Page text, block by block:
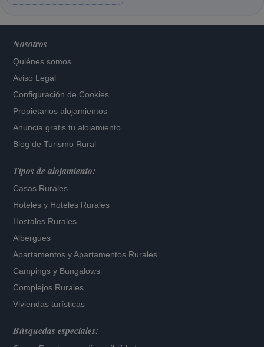
Nosotros
Quiénes somos
Aviso Legal
Configuración de Cookies
Propietarios alojamientos
Anuncia gratis tu alojamiento
Blog de Turismo Rural
Tipos de alojamiento:
Casas Rurales
Hoteles y Hoteles Rurales
Hostales Rurales
Albergues
Apartamentos yApartamentos Rurales
Campings y Bungalows
Complejos Rurales
Viviendas turísticas
Búsquedas especiales: